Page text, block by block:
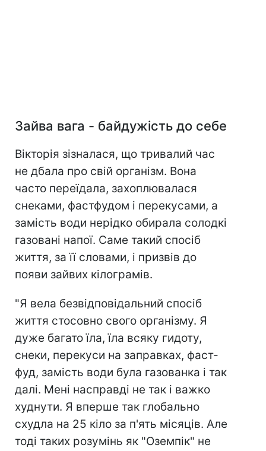
Зайва вага - байдужість до себе
Вікторія зізналася, що тривалий час
не дбала про свій організм. Вона
часто переїдала, захоплювалася
снеками, фастфудом і перекусами, а
замість води нерідко обирала солодкі
газовані напої. Саме такий спосіб
життя, за її словами, і призвів до
появи зайвих кілограмів.
"Я вела безвідповідальний спосіб
життя стосовно свого організму. Я
дуже багато їла, їла всяку гидоту,
снеки, перекуси на заправках, фаст-
фуд, замість води була газованка і так
далі. Мені насправді не так і важко
худнути. Я вперше так глобально
схудла на 25 кіло за п'ять місяців. Але
тоді таких розумінь як "Оземпік" не